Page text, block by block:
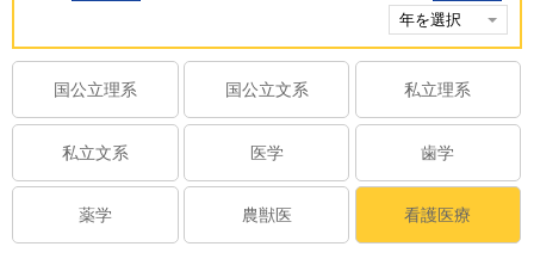
国公立理系 国公立文系 私立理系
私立文系 医学 歯学
薬学 農獣医 看護医療